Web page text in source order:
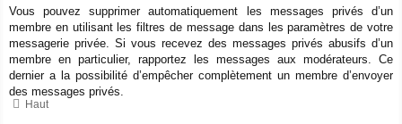
Vous pouvez supprimer automatiquement les messages privés d’un
membre en utilisant les filtres de message dans les paramètres de votre
messagerie privée. Si vous recevez des messages privés abusifs d’un
membre en particulier, rapportez les messages aux modérateurs. Ce
dernier a la possibilité d’empêcher complètement un membre d’envoyer
des messages privés.
Haut